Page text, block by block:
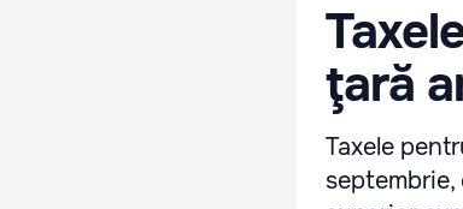
ţară
Taxele